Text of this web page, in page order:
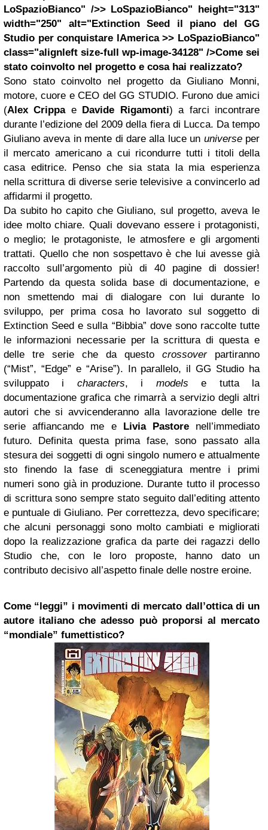
LoSpazioBianco" />> LoSpazioBianco" height="313"
width="250" alt="Extinction Seed il piano del GG
Studio per conquistare lAmerica >> LoSpazioBianco"
class="alignleft size-full wp-image-34128" />Come sei
stato coinvolto nel progetto e cosa hai realizzato?
Sono stato coinvolto nel progetto da Giuliano Monni,
motore, cuore e CEO del GG STUDIO. Furono due amici
(Alex Crippae Davide Rigamonti) a farci incontrare
durante l’edizione del 2009 della fiera di Lucca. Da tempo
Giuliano aveva in mente di dare alla luce un universe per
il mercato americano a cui ricondurre tutti i titoli della
casa editrice. Penso che sia stata la mia esperienza
nella scrittura di diverse serie televisive a convincerlo ad
affidarmi il progetto.
Da subito ho capito che Giuliano, sul progetto, aveva le
idee molto chiare. Quali dovevano essere i protagonisti,
o meglio; le protagoniste, le atmosfere e gli argomenti
trattati. Quello che non sospettavo è che lui avesse già
raccolto sull’argomento più di 40 pagine di dossier!
Partendo da questa solida base di documentazione, e
non smettendo mai di dialogare con lui durante lo
sviluppo, per prima cosa ho lavorato sul soggetto di
Extinction Seed e sulla “Bibbia” dove sono raccolte tutte
le informazioni necessarie per la scrittura di questa e
delle tre serie che da questo crossoverpartiranno
(“Mist”, “Edge” e “Arise”). In parallelo, il GG Studio ha
sviluppato i characters, i modelse tutta la
documentazione grafica che rimarrà a servizio degli altri
autori che si avvicenderanno alla lavorazione delle tre
serie affiancando me e Livia Pastorenell’immediato
futuro. Definita questa prima fase, sono passato alla
stesura dei soggetti di ogni singolo numero e attualmente
sto finendo la fase di sceneggiatura mentre i primi
numeri sono già in produzione. Durante tutto il processo
di scrittura sono sempre stato seguito dall’editing attento
e puntuale di Giuliano. Per correttezza, devo specificare;
che alcuni personaggi sono molto cambiati e migliorati
dopo la realizzazione grafica da parte dei ragazzi dello
Studio che, con le loro proposte, hanno dato un
contributo decisivo all’aspetto finale delle nostre eroine.
Come “leggi” i movimenti di mercato dall’ottica di un
autore italiano che adesso può proporsi al mercato
“mondiale” fumettistico?